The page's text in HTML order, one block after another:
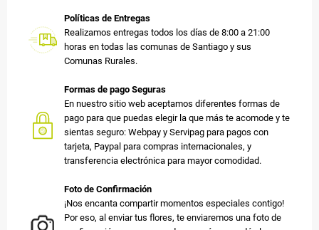
Políticas de Entregas
Realizamos entregas todos los días de 8:00 a 21:00
horas en todas las comunas de Santiago y sus
Comunas Rurales.
Formas de pago Seguras
En nuestro sitio web aceptamos diferentes formas de
pago para que puedas elegir la que más te acomode y te
sientas seguro: Webpay y Servipag para pagos con
tarjeta, Paypal para compras internacionales, y
transferencia electrónica para mayor comodidad.
Foto de Confirmación
¡Nos encanta compartir momentos especiales contigo!
Por eso, al enviar tus flores, te enviaremos una foto de